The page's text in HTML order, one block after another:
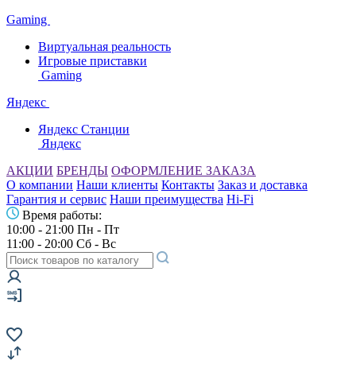
Gaming
Виртуальная реальность
Игровые приставки
Gaming
Яндекс
Яндекс Станции
Яндекс
АКЦИИ БРЕНДЫ ОФОРМЛЕНИЕ ЗАКАЗА
О компании Наши клиенты Контакты Заказ и доставка
Гарантия и сервис Наши преимущества Hi-Fi
Время работы:
10:00 - 21:00 Пн - Пт
11:00 - 20:00 Сб - Вс